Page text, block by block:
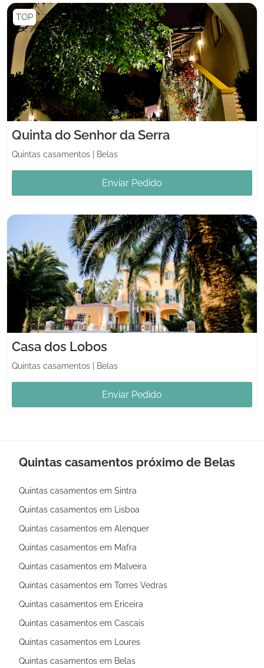
TOP
Quinta do Senhor da Serra
Quintas casamentos Belas
Enviar Pedido
Casa dos Lobos
Quintas casamentos Belas
Enviar Pedido
Quintas casamentos próximo de Belas
Quintas casamentos em Sintra
Quintas casamentos em Lisboa
Quintas casamentos em Alenquer
Quintas casamentos em Mafra
Quintas casamentos em Malveira
Quintas casamentos em Torres Vedras
Quintas casamentos em Ericeira
Quintas casamentos em Cascais
Quintas casamentos em Loures
Quintas casamentos em Belas